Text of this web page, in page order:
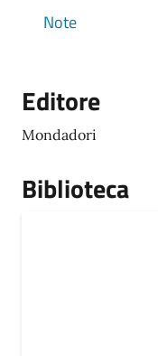
Note
Editore
Mondadori
Biblioteca